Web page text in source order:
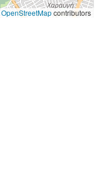
OpenStreetMapcontributors